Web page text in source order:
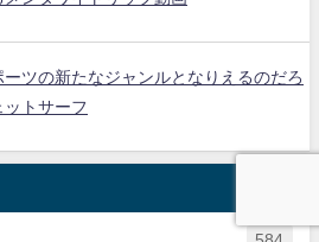
ーツの新たなジャンルとなりえるのだろ
ットサーフ